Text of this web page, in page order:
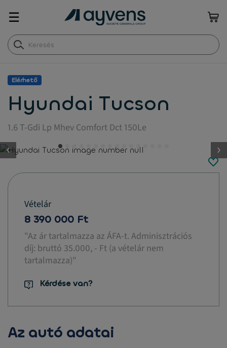
☰
Elérhető
Hyundai Tucson
1.6 T-Gdi Lp Mhev Comfort Dct 150Le
button.previous
Vételár
8 390 000 Ft
"Az ár tartalmazza az ÁFA-t. Adminisztrációs
díj: bruttó 35.000, - Ft (a vételár nem
tartalmazza)"
Kérdése van?
Az autó adatai